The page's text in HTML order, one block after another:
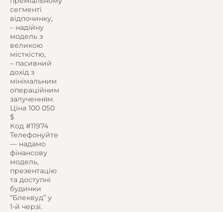
сегменті
відпочинку,
– надійну
модель з
великою
місткістю,
– пасивний
дохід з
мінімальним
операційним
залученням.
Ціна 100 050
$
Код #11974
Телефонуйте
— надамо
фінансову
модель,
презентацію
та доступні
будинки
“Блеквуд” у
1-й черзі.